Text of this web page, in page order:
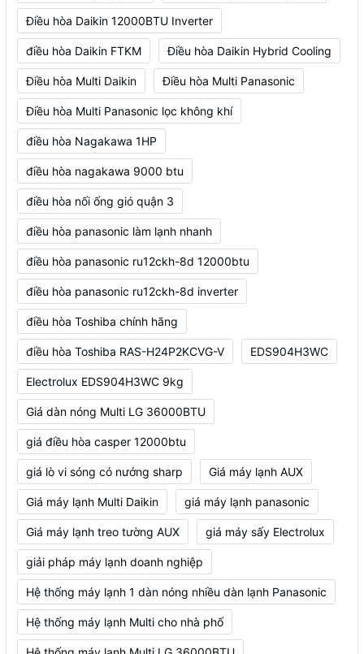
Điều hòa Daikin 12000BTU Inverter
điều hòa Daikin FTKM Điều hòa Daikin Hybrid Cooling
Điều hòa Multi Daikin Điều hòa Multi Panasonic
Điều hòa Multi Panasonic lọc không khí
điều hòa Nagakawa 1HP
điều hòa nagakawa 9000 btu
điều hòa nối ống gió quận 3
điều hòa panasonic làm lạnh nhanh
điều hòa panasonic ru12ckh-8d 12000btu
điều hòa panasonic ru12ckh-8d inverter
điều hòa Toshiba chính hãng
điều hòa Toshiba RAS-H24P2KCVG-V EDS904H3WC
Electrolux EDS904H3WC 9kg
Giá dàn nóng Multi LG 36000BTU
giá điều hòa casper 12000btu
giá lò vi sóng có nướng sharp Giá máy lạnh AUX
Giá máy lạnh Multi Daikin giá máy lạnh panasonic
Giá máy lạnh treo tường AUX giá máy sấy Electrolux
giải pháp máy lạnh doanh nghiệp
Hệ thống máy lạnh 1 dàn nóng nhiều dàn lạnh Panasonic
Hệ thống máy lạnh Multi cho nhà phố